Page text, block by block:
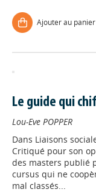
Ajouter au panier
Le guide qui
Lou-Eve POPPER
Dans Liaisons
Critiqué pour son
des masters publié
cursus qui ne
mal classés...